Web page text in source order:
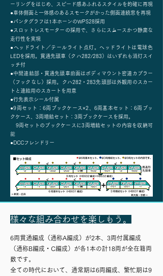
ーリングをはじめ、スピード感あふれるスタイルを的確に再現
●車体側面と一体感のあるスモークがかった側面連続窓を再現
●パンタグラフは1本ホーンのWPS28採用
●スロットレスモーターの採用で、さらにスムースかつ静粛な
走行性を実現
●ヘッドライト／テールライト点灯。ヘッドライトは電球色
LEDを採用。貫通先頭車（クハ282/283）はいずれも消灯スイ
ッチ付
●中間連結部・貫通先頭車前面はボディマウント密連カプラー
（フックなし）採用。クハ282・283先頭部は外観用のスカー
トと連結用のスカートを用意
●行先表示シール付属
●9両セット：6両ブックケース×2、6両基本セット：6両ブッ
クケース、3両増結セット：3両ブックケースを採用。
​ 9両セットのブックケースに3両増結セットの内容を収納可
能
●DCCフレンドリー
様々な組み合わせを楽しもう。
6両貫通編成（通称A編成）が2本、3両付属編成
（通称B編成・C編成）が各1本の計18両が全在籍両
数です。
全ての時代において、通常期は6両編成、繁忙期は9